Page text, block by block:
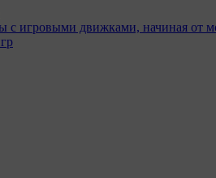
с игровыми движками, начиная от